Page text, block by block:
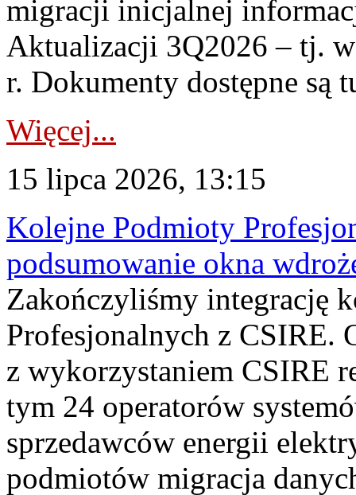
migracji inicjalnej
Aktualizacji 3Q2026 – tj.
r. Dokumenty dostępne są
Więcej...
15 lipca 2026, 13:15
Kolejne Podmioty
podsumowanie okna
Zakończyliśmy integrację
Profesjonalnych z CSIRE.
z wykorzystaniem CSIRE
tym 24 operatorów
sprzedawców energii
podmiotów migracja